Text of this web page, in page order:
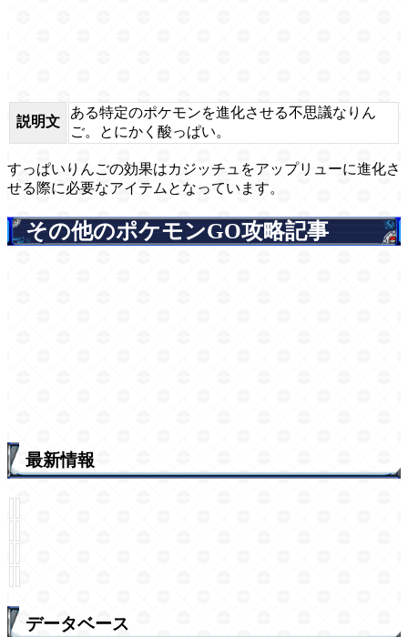
説明文
ある特定のポケモンを進化させる不思議なりん
ご。とにかく酸っぱい。
すっぱいりんごの効果はカジッチュをアップリューに進化さ
せる際に必要なアイテムとなっています。
その他のポケモンGO攻略記事
最新情報
データベース